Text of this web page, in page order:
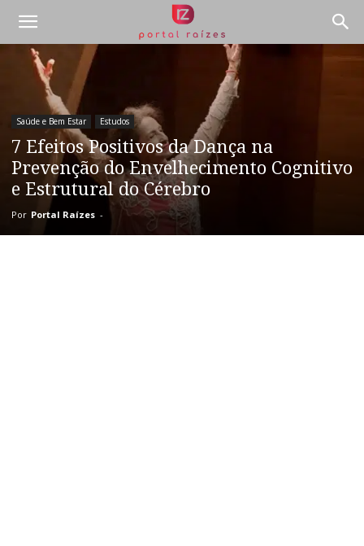
Saúde e Bem Estar Estudos
7 Efeitos Positivos da Dança na
Prevenção do Envelhecimento Cognitivo
e Estrutural do Cérebro
Por Portal Raízes -